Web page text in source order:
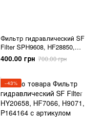
Фильтр гидравлический SF
Filter SPH9608, HF28850,
BT8898, P556005
400.00 грн 700.00 грн
−43%